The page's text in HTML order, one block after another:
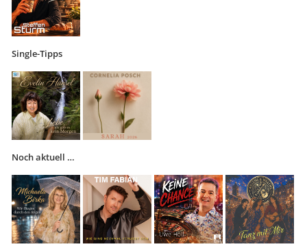
Single-Tipps
Noch aktuell …